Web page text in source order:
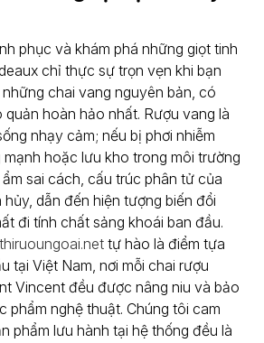
phục và khám phá những giọt tinh
chỉ thực sự trọn vẹn khi bạn
chai vang nguyên bản, có
quản hoàn hảo nhất. Rượu vang là
nhạy cảm; nếu bị phơi nhiễm
mạnh hoặc lưu kho trong môi trường
sai cách, cấu trúc phân tử của
hủy, dẫn đến hiện tượng biến đổi
đi tính chất sảng khoái ban đầu.
tự hào là điểm tựa
tại Việt Nam, nơi mỗi chai rượu
Vincent đều được nâng niu và bảo
phẩm nghệ thuật. Chúng tôi cam
phẩm lưu hành tại hệ thống đều là